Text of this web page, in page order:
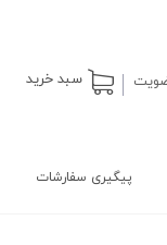
سبد خرید
پیگیری سفارشات